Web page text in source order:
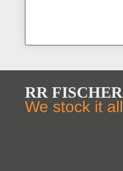
RR FISCHER
We stock it all